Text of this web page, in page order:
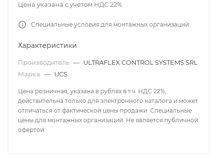
Цена указана с учетом НДС 22%
Специальные условия для монтажных организаций
Характеристики
Производитель — ULTRAFLEX CONTROL SYSTEMS SRL
Марка — UCS
Цена розничная, указана в рублях в т.ч. НДС 22%,
действительна только для электронного каталога и может
отличаться от фактической цены продажи. Специальные
цены для монтажных организаций. Не является публичной
офертой.